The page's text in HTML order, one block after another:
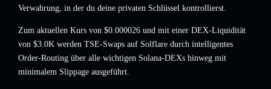
Verwahrung, in der du deine privaten Schlüssel kontrollierst.
Zum aktuellen Kurs von $0.000026 und mit einer DEX-Liquidität
von $3.0K werden TSE-Swaps auf Solflare durch intelligentes
Order-Routing über alle wichtigen Solana-DEXs hinweg mit
minimalem Slippage ausgeführt.